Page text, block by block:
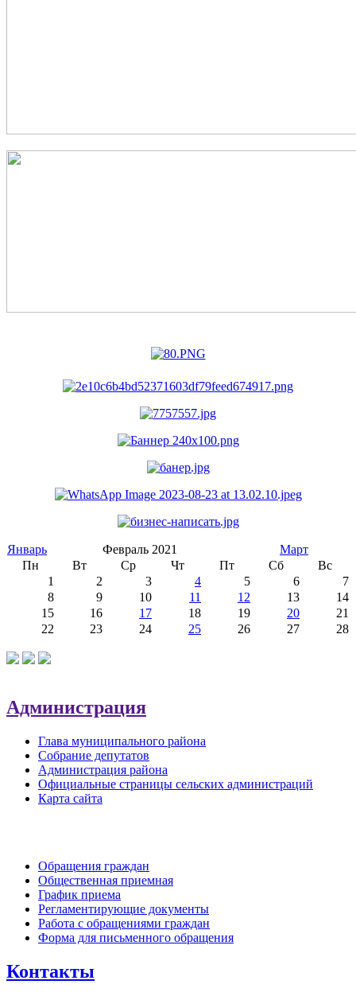
Январь Февраль 2021
Март
Пн
Вт Ср Чт Пт Сб
Вс
1
2 3 4 5 6
7
8
9 10 11 12 13
14
15
16 17 18 19 20
21
22
23 24 25 26 27 28
Администрация
Глава муниципального района
Собрание депутатов
Администрация района
Официальные страницы сельских администраций
Карта сайта
Обращения граждан
Общественная приемная
График приема
Регламентирующие документы
Работа с обращениями граждан
Форма для письменного обращения
Контакты